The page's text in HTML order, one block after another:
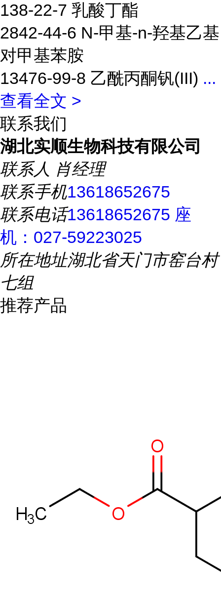
138-22-7 乳酸丁酯
2842-44-6 N-甲基-n-羟基乙基
对甲基苯胺
13476-99-8 乙酰丙酮钒(III) ...
查看全文 >
联系我们
湖北实顺生物科技有限公司
联系人 肖经理
联系手机13618652675
联系电话13618652675 座
机：027-59223025
所在地址湖北省天门市窑台村
七组
推荐产品